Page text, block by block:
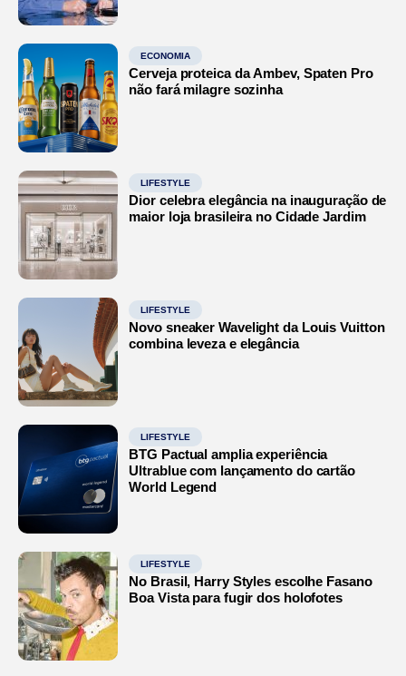
ECONOMIA
Cerveja proteica da Ambev, Spaten Pro
não fará milagre sozinha
LIFESTYLE
Dior celebra elegância na inauguração de
maior loja brasileira no Cidade Jardim
LIFESTYLE
Novo sneaker Wavelight da Louis Vuitton
combina leveza e elegância
LIFESTYLE
BTG Pactual amplia experiência
Ultrablue com lançamento do cartão
World Legend
LIFESTYLE
No Brasil, Harry Styles escolhe Fasano
Boa Vista para fugir dos holofotes